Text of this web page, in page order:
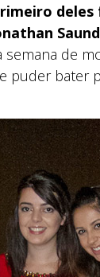
de
puder bater